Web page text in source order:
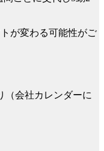
が変わる可能性がご
（会社カレンダーに